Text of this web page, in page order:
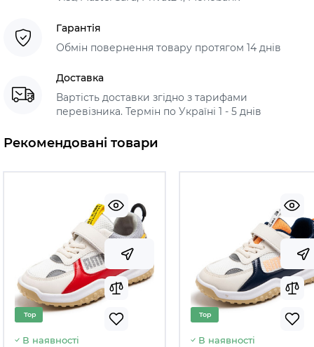
Гарантія
Обмін повернення товару протягом 14 днів
Доставка
Вартість доставки згідно з тарифами
перевізника. Термін по Україні 1 - 5 днів
Рекомендовані товари
Top
В наявності
Top
В наявності